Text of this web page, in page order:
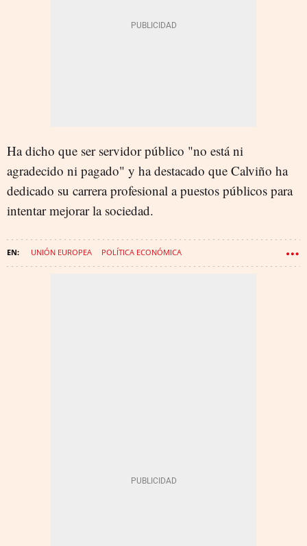
Ha dicho que ser servidor público "no está ni
agradecido ni pagado" y ha destacado que Calviño ha
dedicado su carrera profesional a puestos públicos para
intentar mejorar la sociedad.
UNIÓN EUROPEA POLÍTICA ECONÓMICA